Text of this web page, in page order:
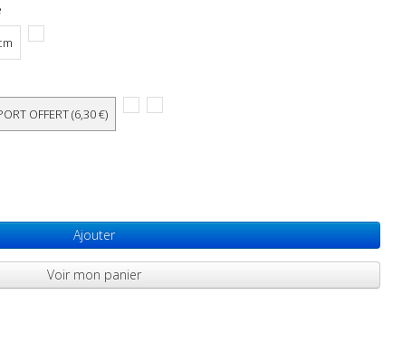
OFFERT (6,30 €)
Ajouter
Voir mon panier